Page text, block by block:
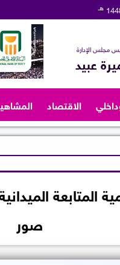
هـ
مجلس الإدارة
عبيد
الاقتصاد
صور